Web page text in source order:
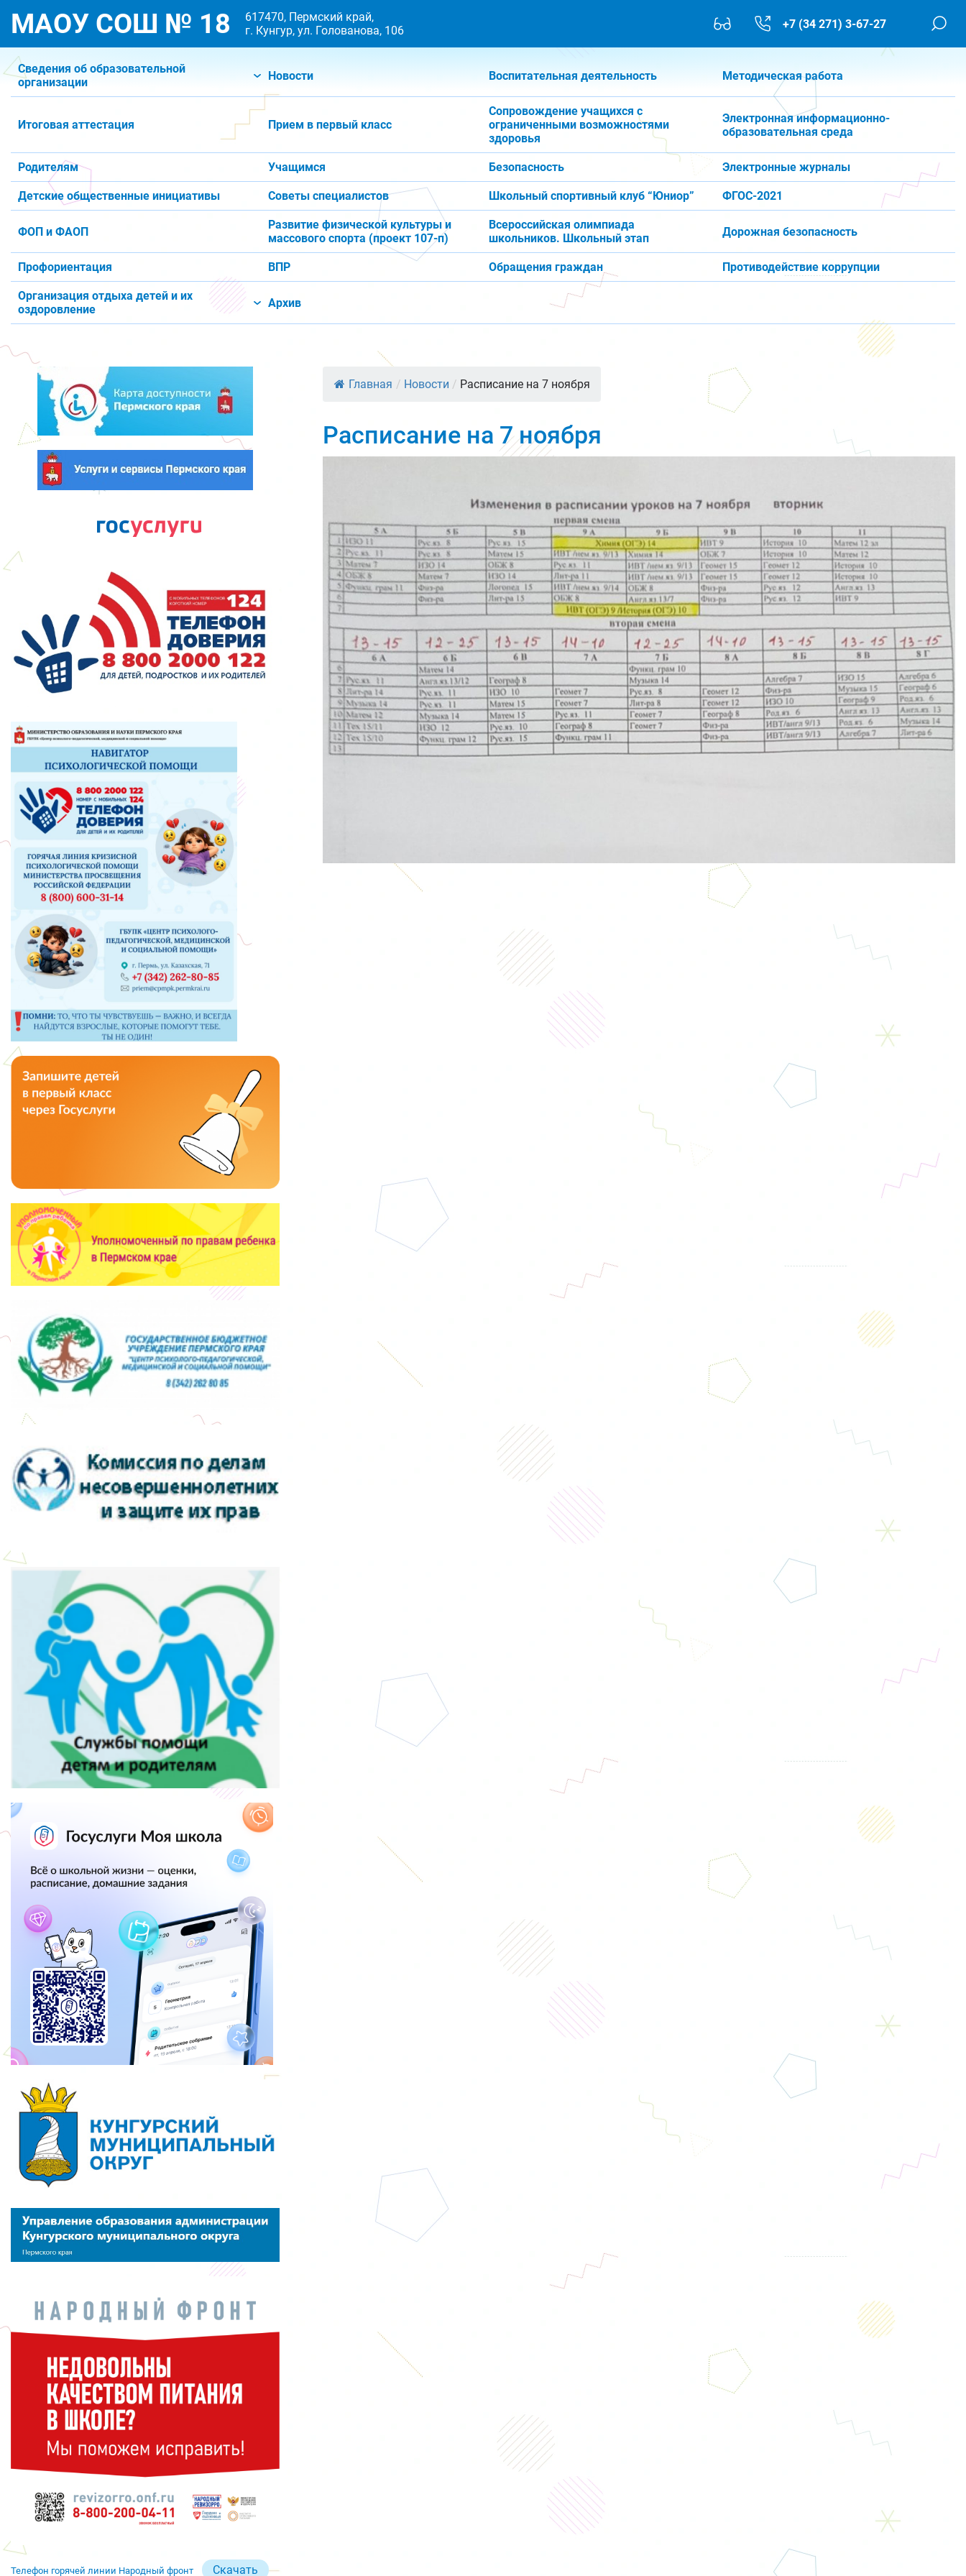
МАОУ СОШ № 18
617470, Пермский край,
г. Кунгур, ул. Голованова, 106
+7 (34 271) 3-67-27
Сведения об образовательной
организации
Новости Воспитательная деятельность Методическая работа
Итоговая аттестация Прием в первый класс
Сопровождение учащихся с
ограниченными возможностями
здоровья
Электронная информационно-
образовательная среда
Родителям Учащимся Безопасность Электронные журналы
Детские общественные инициативы Советы специалистов Школьный спортивный клуб “Юниор” ФГОС-2021
ФОП и ФАОП
Развитие физической культуры и
массового спорта (проект 107-п)
Всероссийская олимпиада
школьников. Школьный этап
Дорожная безопасность
Профориентация ВПР Обращения граждан Противодействие коррупции
Организация отдыха детей и их
оздоровление
Архив
Телефон горячей линии Народный фронт Скачать
Главная / Новости / Расписание на 7 ноября
Расписание на 7 ноября